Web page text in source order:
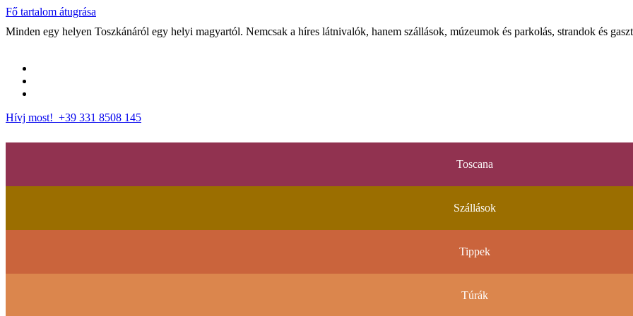
Fő tartalom átugrása
Minden egy helyen Toszkánáról egy helyi magyartól. Nemcsak a híres látnivalók, hanem szállások, múzeumok és parkolás, strandok és
Hívj most! +39 331 8508 145
Toscana
Szállások
Tippek
Túrák